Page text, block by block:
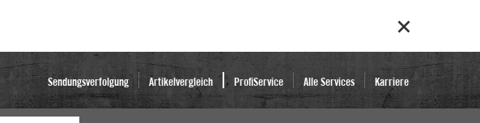
Sendungsverfolgung Artikelvergleich ProfiService Alle Services Karriere